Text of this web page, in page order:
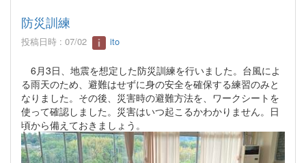
防災訓練
投稿日時 : 07/02 ito
6月3日、地震を想定した防災訓練を行いました。台風によ
る雨天のため、避難はせずに身の安全を確保する練習のみと
なりました。その後、災害時の避難方法を、ワークシートを
使って確認しました。災害はいつ起こるかわかりません。日
頃から備えておきましょう。